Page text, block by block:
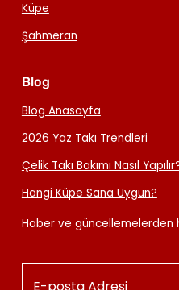
Küpe
Şahmeran
Blog
Blog Anasayfa
2026 Yaz Takı Trendleri
Çelik Takı Bakımı Nasıl
Hangi Küpe Sana Uygun?
Haber ve güncellemelerden